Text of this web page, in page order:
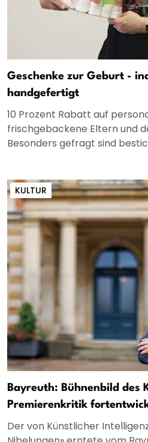
Geschenke zur Geburt -
handgefertigt
10 Prozent Rabatt auf
frischgebackene Eltern und
Besonders gefragt sind
KULTUR
Bayreuth: Bühnenbild des
Premierenkritik
Der von Künstlicher